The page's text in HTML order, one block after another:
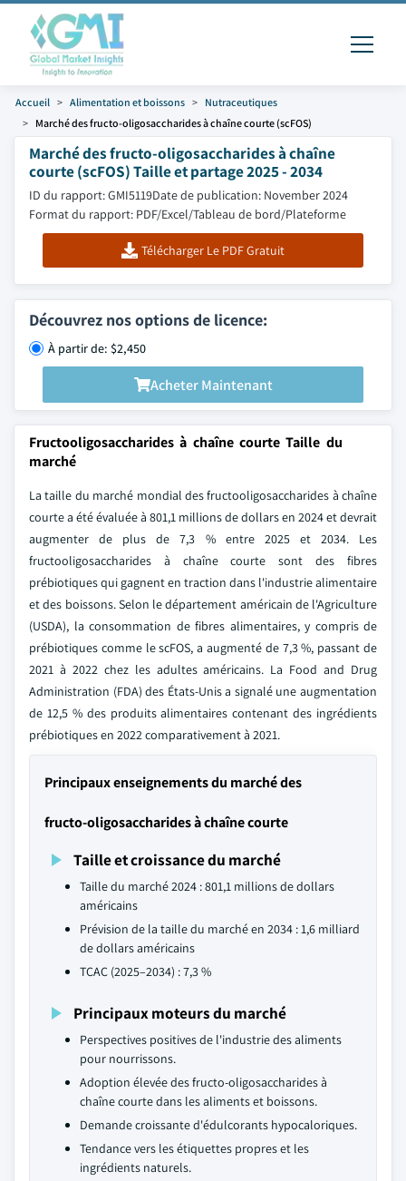
Accueil Alimentation et boissons
Nutraceutiques
Marché des fructo-oligosaccharides à chaîne courte (scFOS)
Marché des fructo-oligosaccharides à chaîne
courte (scFOS) Taille et partage 2025 - 2034
ID du rapport: GMI5119Date de publication: November 2024
Format du rapport: PDF/Excel/Tableau de bord/Plateforme
Télécharger Le PDF Gratuit
Découvrez nos options de licence:
À partir de: $2,450
Acheter Maintenant
Fructooligosaccharides à chaîne courte Taille du
marché
La taille du marché mondial des fructooligosaccharides à chaîne
courte a été évaluée à 801,1 millions de dollars en 2024 et devrait
augmenter de plus de 7,3 % entre 2025 et 2034. Les
fructooligosaccharides à chaîne courte sont des fibres
prébiotiques qui gagnent en traction dans l'industrie alimentaire
et des boissons. Selon le département américain de l'Agriculture
(USDA), la consommation de fibres alimentaires, y compris de
prébiotiques comme le scFOS, a augmenté de 7,3 %, passant de
2021 à 2022 chez les adultes américains. La Food and Drug
Administration (FDA) des États-Unis a signalé une augmentation
de 12,5 % des produits alimentaires contenant des ingrédients
prébiotiques en 2022 comparativement à 2021.
Principaux enseignements du marché des
fructo-oligosaccharides à chaîne courte
Taille et croissance du marché
Taille du marché 2024 : 801,1 millions de dollars
américains
Prévision de la taille du marché en 2034 : 1,6 milliard
de dollars américains
TCAC (2025–2034) : 7,3 %
Principaux moteurs du marché
Perspectives positives de l'industrie des aliments
pour nourrissons.
Adoption élevée des fructo-oligosaccharides à
chaîne courte dans les aliments et boissons.
Demande croissante d'édulcorants hypocaloriques.
Tendance vers les étiquettes propres et les
ingrédients naturels.